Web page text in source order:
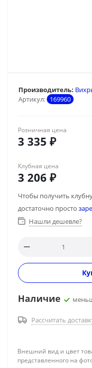
Артикул: 169960
Производитель:
Розничная цена
3 335 ₽
Клубная цена
3 206 ₽
Чтобы получить
достаточно просто
Нашли дешевле?
Наличие
Рассчитать
Внешний вид и цвет
представленного на